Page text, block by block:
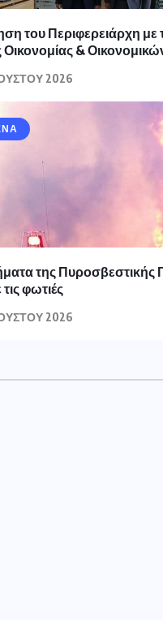
του Περιφερειάρχη
Οικονομίας &
2026
της Πυροσβεστικής
φωτιές
2026